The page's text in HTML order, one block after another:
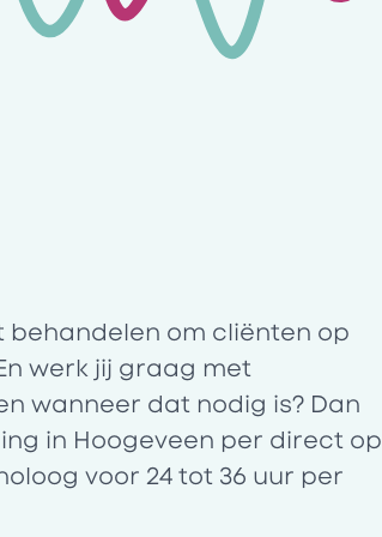
om cliënten op
werk jij graag met
wanneer dat nodig is? Dan
in Hoogeveen per direct op
voor 24 tot 36 uur per